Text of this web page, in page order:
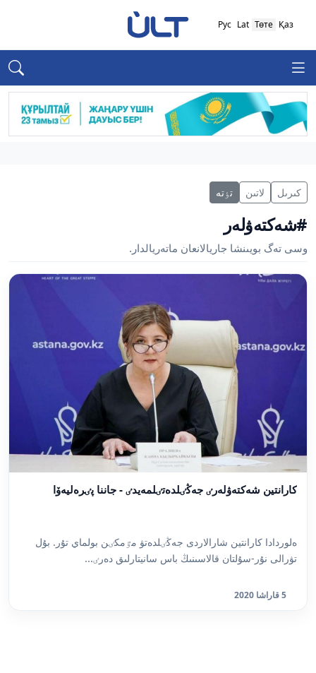
Қаз
Төте
Lat
Рус
كىرىل لاتىن تٶتە
#شەكتەۋلەر
وسى تەگ بويىنشا جاريالانعان ماتەريالدار.
كارانتين شەكتەۋلەرٸ جەڭٸلدەتٸلمەيدٸ - جاننا پٸرەليەۆا
ەلوردادا كارانتين شارالاردى جەڭٸلدەتۋ مٷمكٸن بولماي تۇر. بۇل
تۋرالى نۇر-سۇلتان قالاسىنىڭ باس سانيتارلىق دەرٸ...
5 قاراشا 2020